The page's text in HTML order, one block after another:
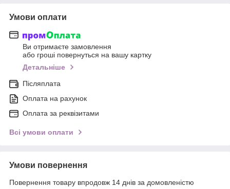
Умови оплати
Ви отримаєте замовлення
або гроші повернуться на вашу картку
Детальніше
Післяплата
Оплата на рахунок
Оплата за реквізитами
Всі умови оплати
Умови повернення
Повернення товару впродовж 14 днів за домовленістю